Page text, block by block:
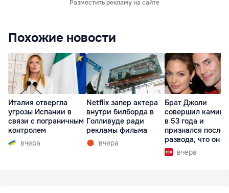
Разместить рекламу на сайте
Похожие новости
Италия отвергла
угрозы Испании в
связи с пограничным
контролем
вчера
Netflix запер актера
внутри билборда в
Голливуде ради
рекламы фильма
вчера
Брат Джоли
совершил
в 53 года и
признался после
развода, что он
вчера